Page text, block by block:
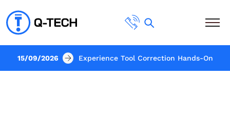
15/09/2026 Experience Tool Correction Hands-On